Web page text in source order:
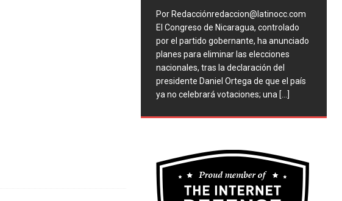
Por Redacciónredaccion@latinocc.com
El Congreso de Nicaragua, controlado
por el partido gobernante, ha anunciado
planes para eliminar las elecciones
nacionales, tras la declaración del
presidente Daniel Ortega de que el país
ya no celebrará votaciones; una [...]